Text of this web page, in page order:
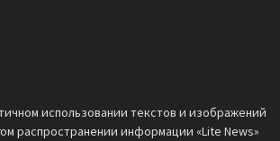
использовании текстов и изображений
распространении информации «Lite News»